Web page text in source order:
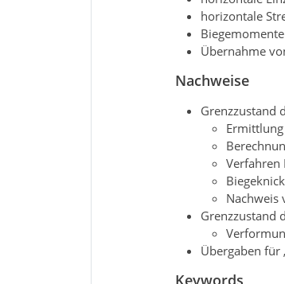
horizontale
Übernahme
Nachweise
Grenzzustand
Verfahren
Nachweis
Grenzzustand
Übergaben für
Keywords